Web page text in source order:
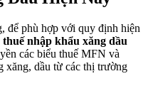
để phù hợp với quy định hiện
thuế nhập khẩu xăng dầu
các biểu thuế MFN và
xăng, dầu từ các thị trường